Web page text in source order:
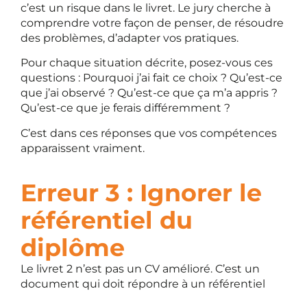
c’est un risque dans le livret. Le jury cherche à
comprendre votre façon de penser, de résoudre
des problèmes, d’adapter vos pratiques.
Pour chaque situation décrite, posez-vous ces
questions : Pourquoi j’ai fait ce choix ? Qu’est-ce
que j’ai observé ? Qu’est-ce que ça m’a appris ?
Qu’est-ce que je ferais différemment ?
C’est dans ces réponses que vos compétences
apparaissent vraiment.
Erreur 3 : Ignorer le
référentiel du
diplôme
Le livret 2 n’est pas un CV amélioré. C’est un
document qui doit répondre à un référentiel